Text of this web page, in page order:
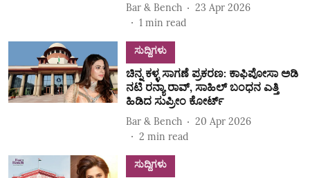
Bar & Bench
23 Apr 2026
1 min read
ಸುದ್ದಿಗಳು
ಚಿನ್ನ ಕಳ್ಳ ಸಾಗಣೆ ಪ್ರಕರಣ: ಕಾಫಿಪೋಸಾ ಅಡಿ
ನಟಿ ರನ್ಯಾ ರಾವ್‌, ಸಾಹಿಲ್‌ ಬಂಧನ ಎತ್ತಿ
ಹಿಡಿದ ಸುಪ್ರೀಂ ಕೋರ್ಟ್‌
Bar & Bench
20 Apr 2026
2 min read
ಸುದ್ದಿಗಳು